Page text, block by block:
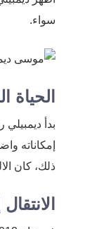
سواء.
الحياة
إمكاناته
ذلك، كان